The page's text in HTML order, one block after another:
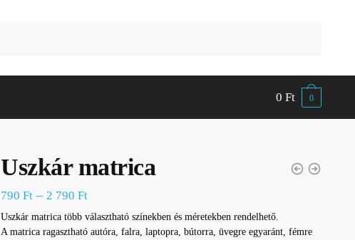
0 Ft 0
Uszkár matrica
790 Ft – 2 790 Ft
Uszkár matrica több választható színekben és méretekben rendelhető.
A matrica ragasztható autóra, falra, laptopra, bútorra, üvegre egyaránt, fémre